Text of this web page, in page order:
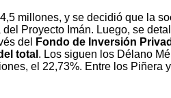
millones, y se decidió que la
Proyecto Imán. Luego, se
del
Fondo de Inversión
total . Los siguen los Délano
el 22,73%. Entre los Piñera